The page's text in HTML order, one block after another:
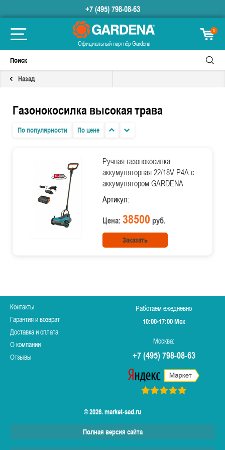
+7 (495) 798-08-63
Официальный партнёр Gardena
0
Назад
Газонокосилка высокая трава
По популярности По цене
Ручная газонокосилка
аккумуляторная 22/18V P4A с
аккумулятором GARDENA
Артикул:
Цена: 38500 руб.
Заказать
Контакты
Гарантия и возврат
Доставка и оплата
О компании
Отзывы
Работаем ежедневно
10:00-17:00 Мск
Москва:
+7 (495) 798-08-63
© 2026. market-sad.ru
Полная версия сайта